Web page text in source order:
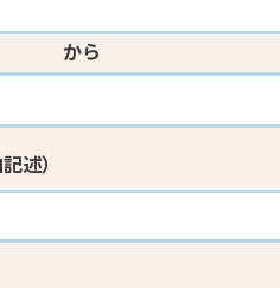
から
述）